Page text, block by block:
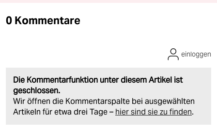
0 Kommentare
Die Kommentarfunktion unter diesem Artikel ist
geschlossen.
Wir öffnen die Kommentarspalte bei ausgewählten
Artikeln für etwa drei Tage – hier sind sie zu finden.
einloggen